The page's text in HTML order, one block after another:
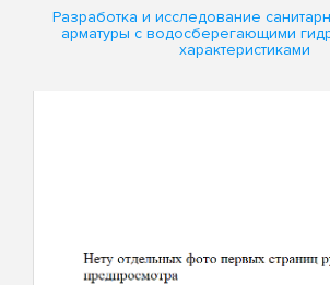
Разработка и исследование
арматуры с водосберегающими
характеристиками